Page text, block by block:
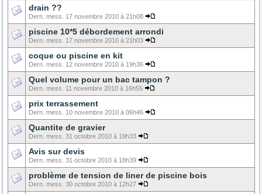
drain ??
Dern. mess. 17 novembre 2010 à 21h08
piscine 10*5 débordement arrondi
Dern. mess. 17 novembre 2010 à 21h03
coque ou piscine en kit
Dern. mess. 12 novembre 2010 à 19h36
Quel volume pour un bac tampon ?
Dern. mess. 11 novembre 2010 à 16h55
prix terrassement
Dern. mess. 10 novembre 2010 à 06h46
Quantite de gravier
Dern. mess. 31 octobre 2010 à 19h33
Avis sur devis
Dern. mess. 31 octobre 2010 à 18h39
problème de tension de liner de piscine bois
Dern. mess. 30 octobre 2010 à 12h27